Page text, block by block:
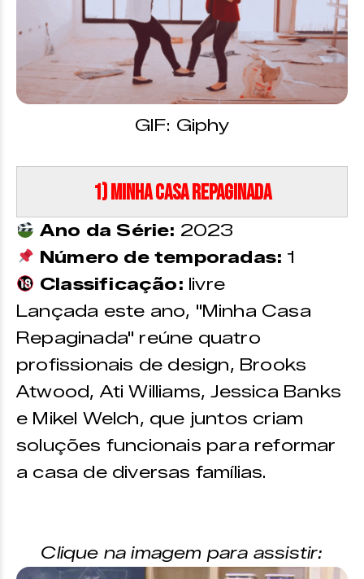
GIF: Giphy
1) Minha Casa Repaginada
Ano da Série: 2023
Número de temporadas: 1
Classificação: livre
Lançada este ano, "Minha Casa
Repaginada" reúne quatro
profissionais de design, Brooks
Atwood, Ati Williams, Jessica Banks
e Mikel Welch, que juntos criam
soluções funcionais para reformar
a casa de diversas famílias.
Clique na imagem para assistir: